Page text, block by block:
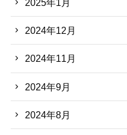
2025年1月
2024年12月
2024年11月
2024年9月
2024年8月